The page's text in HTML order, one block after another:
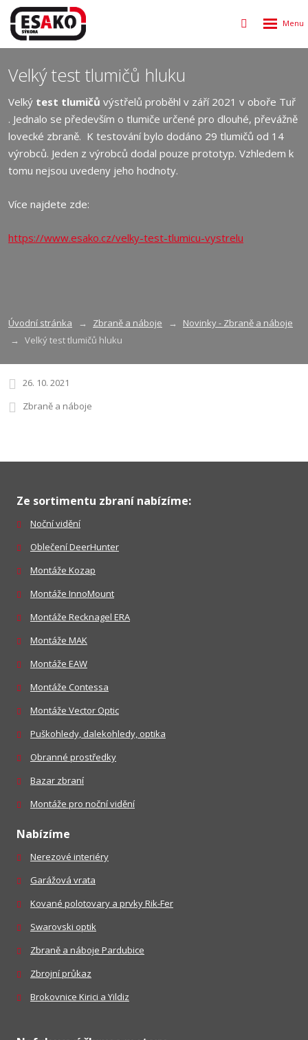
Vyhledávání
Rozbalení
Velký test tlumičů hluku
Velký test tlumičů výstřelů proběhl v září 2021 v oboře Tuř
. Jednalo se především o tlumiče určené pro dlouhé, převážně
lovecké zbraně. K testování bylo dodáno 29 tlumičů od 14
výrobců. Jeden z výrobců dodal pouze prototyp. Vzhledem k
tomu nejsou uvedeny jeho hodnoty.
Více najdete zde:
https://www.esako.cz/velky-test-tlumicu-vystrelu
Úvodní stránka Zbraně a náboje
Novinky - Zbraně a náboje
Velký test tlumičů hluku
26. 10. 2021
Zbraně a náboje
Ze sortimentu zbraní nabízíme:
Noční vidění
Oblečení DeerHunter
Montáže Kozap
Montáže InnoMount
Montáže Recknagel ERA
Montáže MAK
Montáže EAW
Montáže Contessa
Montáže Vector Optic
Puškohledy, dalekohledy, optika
Obranné prostředky
Bazar zbraní
Montáže pro noční vidění
Nabízíme
Nerezové interiéry
Garážová vrata
Kované polotovary a prvky Rik-Fer
Swarovski optik
Zbraně a náboje Pardubice
Zbrojní průkaz
Brokovnice Kirici a Yildiz